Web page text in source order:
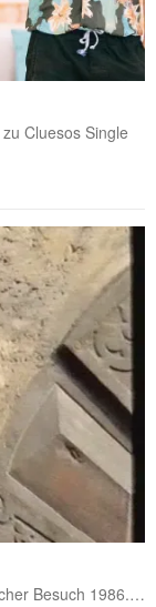
Cluesos Single
Besuch 1986.…